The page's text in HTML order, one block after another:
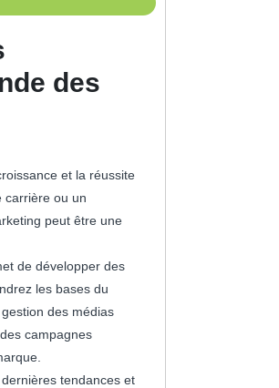
des
et la réussite
carrière ou un
peut être une
de développer des
les bases du
des médias
campagnes
tendances et